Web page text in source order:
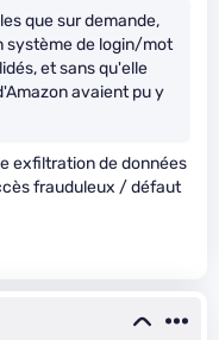
que sur demande,
système de login/mot
et sans qu'elle
avaient pu y
exfiltration de données
frauduleux / défaut